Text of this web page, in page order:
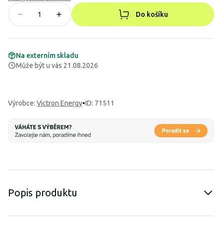
Do košíku
Na externím skladu
Může být u vás 21.08.2026
Výrobce: Victron Energy•ID: 71511
Popis produktu